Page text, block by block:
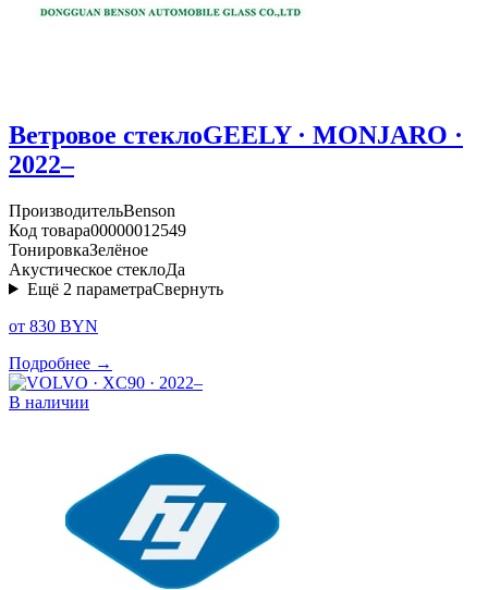
Ветровое стеклоGEELY · MONJARO ·
2022–
ПроизводительBenson
Код товара00000012549
ТонировкаЗелёное
Акустическое стеклоДа
Ещё 2 параметраСвернуть
от 830 BYN
Подробнее →
В наличии